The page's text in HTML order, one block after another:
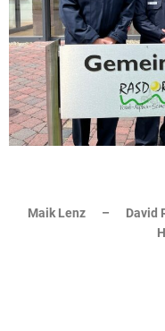
Maik Lenz –